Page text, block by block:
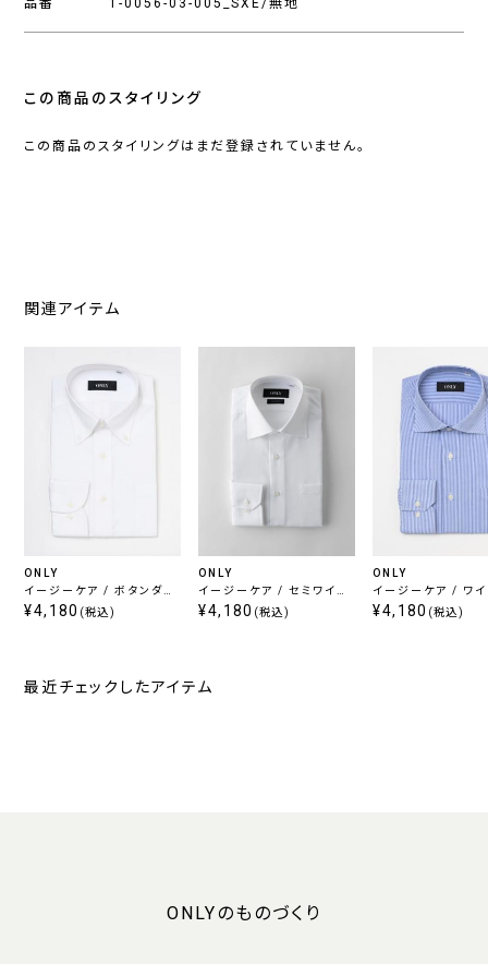
品番 1-0056-03-005_SXE/無地
この商品のスタイリング
この商品のスタイリングはまだ登録されていません。
関連アイテム
ONLY
イージーケア / ボタンダウ
ン 定番ピンオックスフォー
¥4,180 (税込)
ONLY
イージーケア / セミワイド
定番ツイル
¥4,180 (税込)
ONLY
イージーケア / ワイ
レッド 定番ストライ
¥4,180 (税込)
最近チェックしたアイテム
ONLYのものづくり